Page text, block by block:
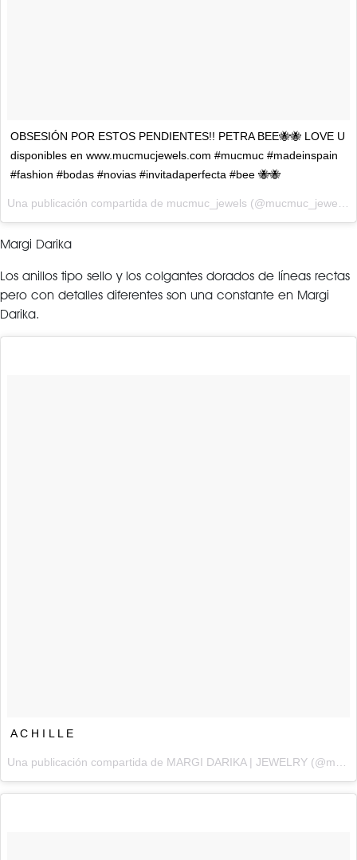
OBSESIÓN POR ESTOS PENDIENTES!! PETRA BEE🐝🐝 LOVE U
disponibles en www.mucmucjewels.com #mucmuc #madeinspain
#fashion #bodas #novias #invitadaperfecta #bee 🐝🐝
Una publicación compartida de mucmuc_jewels (@mucmuc_jewels) el
Margi Darika
Los anillos tipo sello y los colgantes dorados de líneas rectas
pero con detalles diferentes son una constante en Margi
Darika.
A C H I L L E
Una publicación compartida de MARGI DARIKA | JEWELRY (@margidarika) el